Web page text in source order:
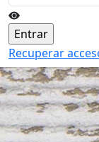
Recuperar